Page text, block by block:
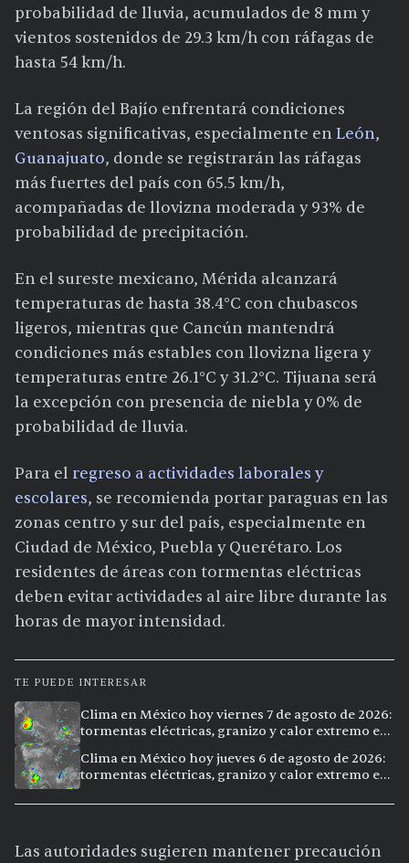
probabilidad de lluvia, acumulados de 8 mm y
vientos sostenidos de 29.3 km/h con ráfagas de
hasta 54 km/h.
La región del Bajío enfrentará condiciones
ventosas significativas, especialmente enLeón,
Guanajuato, donde se registrarán las ráfagas
más fuertes del país con 65.5 km/h,
acompañadas de llovizna moderada y 93% de
probabilidad de precipitación.
En el sureste mexicano, Mérida alcanzará
temperaturas de hasta 38.4°C con chubascos
ligeros, mientras que Cancún mantendrá
condiciones más estables con llovizna ligera y
temperaturas entre 26.1°C y 31.2°C. Tijuana será
la excepción con presencia de niebla y 0% de
probabilidad de lluvia.
Para el regreso a actividades laborales y
escolares, se recomienda portar paraguas en las
zonas centro y sur del país, especialmente en
Ciudad de México, Puebla y Querétaro. Los
residentes de áreas con tormentas eléctricas
deben evitar actividades al aire libre durante las
horas de mayor intensidad.
TE PUEDE INTERESAR
Clima en México hoy viernes 7 de agosto de 2026:
tormentas eléctricas, granizo y calor extremo en
Clima en México hoy jueves 6 de agosto de 2026:
tormentas eléctricas, granizo y calor extremo en
Las autoridades sugieren mantener precaución